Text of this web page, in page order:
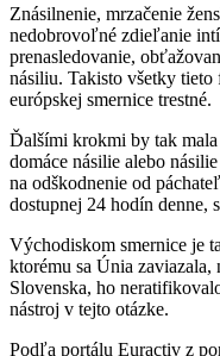
Znásilnenie, mrzačenie
nedobrovoľné zdieľanie
prenasledovanie,
násiliu. Takisto všetky
európskej smernice trestné.
Ďalšími krokmi by tak
domáce násilie alebo
na odškodnenie od
dostupnej 24 hodín denne,
Východiskom smernice je
ktorému sa Únia zaviazala,
Slovenska, ho
nástroj v tejto otázke.
Podľa portálu Euractiv z